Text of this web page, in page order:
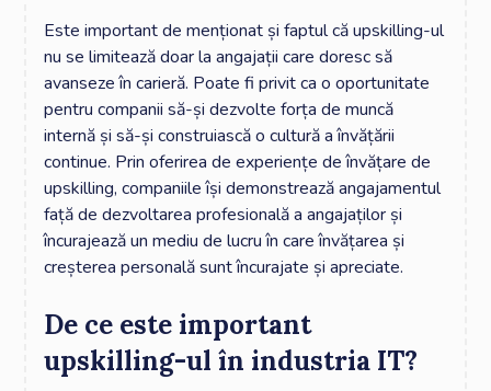
Este important de menționat și faptul că upskilling-ul
nu se limitează doar la angajații care doresc să
avanseze în carieră. Poate fi privit ca o oportunitate
pentru companii să-și dezvolte forța de muncă
internă și să-și construiască o cultură a învățării
continue. Prin oferirea de experiențe de învățare de
upskilling, companiile își demonstrează angajamentul
față de dezvoltarea profesională a angajaților și
încurajează un mediu de lucru în care învățarea și
creșterea personală sunt încurajate și apreciate.
De ce este important
upskilling-ul în industria IT?